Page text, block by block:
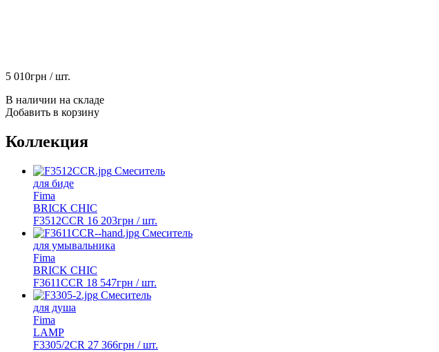
5 010грн / шт.
В наличии на складе
Добавить в корзину
Коллекция
Смеситель
для биде
Fima
BRICK CHIC
F3512CCR 16 203грн / шт.
Смеситель
для умывальника
Fima
BRICK CHIC
F3611CCR 18 547грн / шт.
Смеситель
для душа
Fima
LAMP
F3305/2CR 27 366грн / шт.